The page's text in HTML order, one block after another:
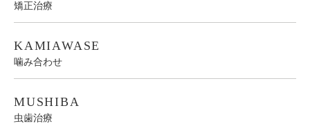
矯正治療
KAMIAWASE
噛み合わせ
MUSHIBA
虫歯治療